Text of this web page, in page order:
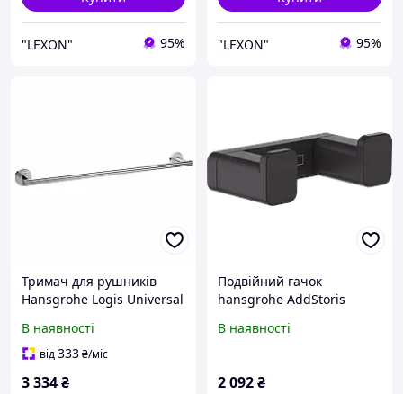
"LEXON" 95% "LEXON" 95%
Тримач для рушників
Hansgrohe Logis Universal
В наявності
від333₴/міс
3 334₴
Подвійний гачок
hansgrohe AddStoris
матовий
В наявності
2 092₴